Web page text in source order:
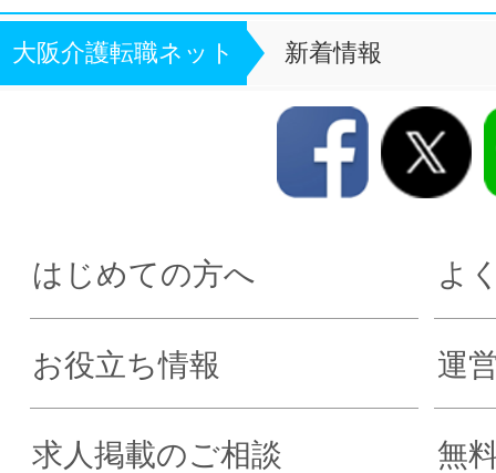
大阪介護転職ネット 新着情報
はじめての方へ よ
お役立ち情報 運
求人掲載のご相談 無